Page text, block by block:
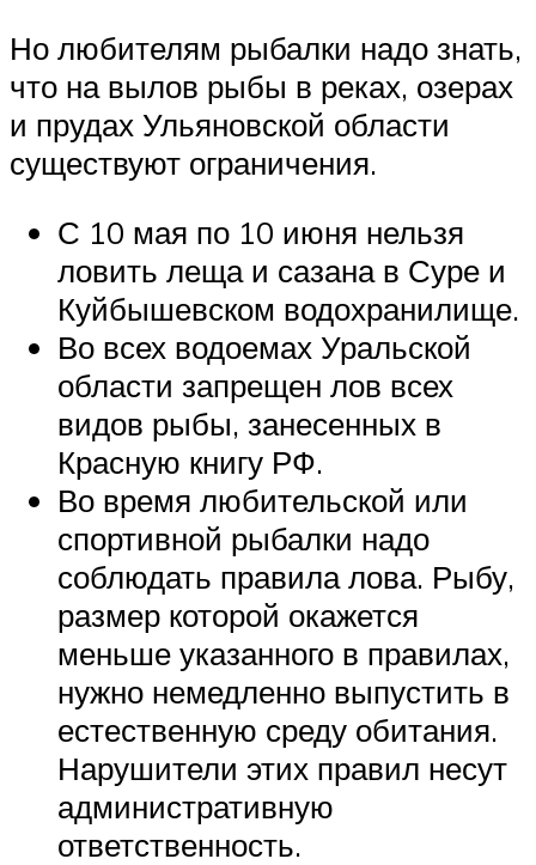
Но любителям рыбалки надо знать,
что на вылов рыбы в реках, озерах
и прудах Ульяновской области
существуют ограничения.
С 10 мая по 10 июня нельзя
ловить леща и сазана в Суре и
Куйбышевском водохранилище.
Во всех водоемах Уральской
области запрещен лов всех
видов рыбы, занесенных в
Красную книгу РФ.
Во время любительской или
спортивной рыбалки надо
соблюдать правила лова. Рыбу,
размер которой окажется
меньше указанного в правилах,
нужно немедленно выпустить в
естественную среду обитания.
Нарушители этих правил несут
административную
ответственность.